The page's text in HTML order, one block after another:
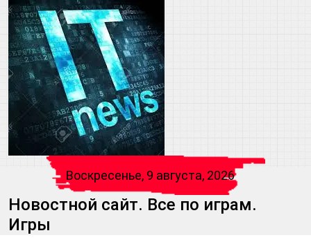
Воскресенье, 9 августа, 2026
Новостной сайт. Все по играм.
Игры